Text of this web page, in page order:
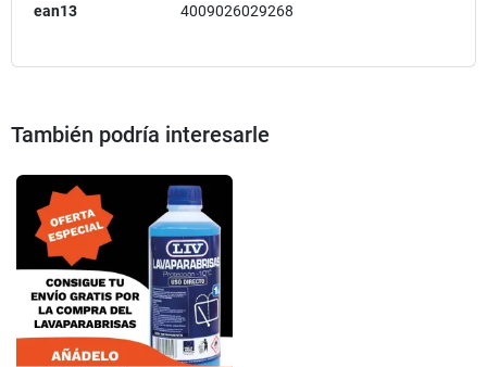
ean13 4009026029268
También podría interesarle